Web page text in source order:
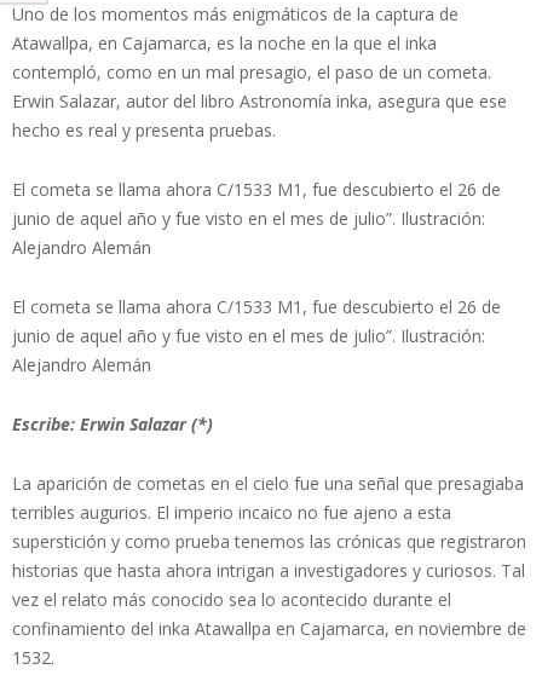
Uno de los momentos más enigmáticos de la captura de
Atawallpa, en Cajamarca, es la noche en la que el inka
contempló, como en un mal presagio, el paso de un cometa.
Erwin Salazar, autor del libro Astronomía inka, asegura que ese
hecho es real y presenta pruebas.
El cometa se llama ahora C/1533 M1, fue descubierto el 26 de
junio de aquel año y fue visto en el mes de julio”. Ilustración:
Alejandro Alemán
El cometa se llama ahora C/1533 M1, fue descubierto el 26 de
junio de aquel año y fue visto en el mes de julio”. Ilustración:
Alejandro Alemán
Escribe: Erwin Salazar (*)
La aparición de cometas en el cielo fue una señal que presagiaba
terribles augurios. El imperio incaico no fue ajeno a esta
superstición y como prueba tenemos las crónicas que registraron
historias que hasta ahora intrigan a investigadores y curiosos. Tal
vez el relato más conocido sea lo acontecido durante el
confinamiento del inka Atawallpa en Cajamarca, en noviembre de
1532.